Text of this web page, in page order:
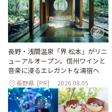
長野・浅間温泉「界 松本」がリニ
ューアルオープン。信州ワインと
音楽に浸るエレガントな湯宿へ
長野県 [PR] 2026.08.05